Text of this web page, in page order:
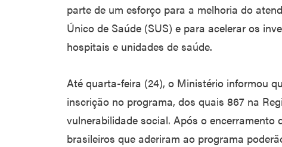
parte de um esforço para a melhoria do
Único de Saúde (SUS) e para acelerar os
hospitais e unidades de saúde.
Até quarta-feira (24), o Ministério informou
inscrição no programa, dos quais 867 na
vulnerabilidade social. Após o encerramento
brasileiros que aderiram ao programa